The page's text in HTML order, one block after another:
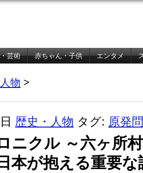
芸術 赤ちゃん・子供 エンタメ
物 >
歴史・人物 タグ: 原発
ニクル ～六ヶ所
本が抱える重要